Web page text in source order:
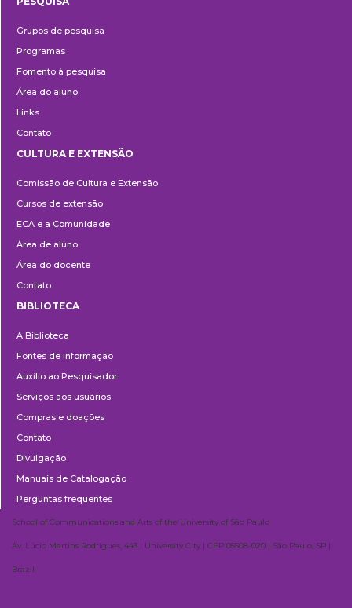
Grupos de pesquisa
Programas
Fomento à pesquisa
Área do aluno
Links
Contato
e
Extensão
CULTURA E EXTENSÃO
Comissão de Cultura e Extensão
Cursos de extensão
ECA e a Comunidade
Área de aluno
Área do docente
Contato
BIBLIOTECA
A Biblioteca
Fontes de informação
Auxílio ao Pesquisador
Serviços aos usuários
Compras e doações
Contato
Divulgação
Manuais de Catalogação
Perguntas frequentes
School of Communications and Arts of the University of São Paulo
Av. Lúcio Martins Rodrigues, 443 | University City | CEP 05508-020 | São Paulo, SP |
Brazil